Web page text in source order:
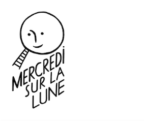
Aller
contenu